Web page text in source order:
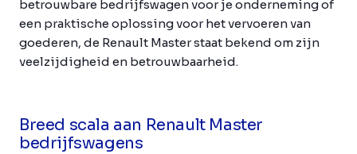
betrouwbare bedrijfswagen voor je onderneming of
een praktische oplossing voor het vervoeren van
goederen, de Renault Master staat bekend om zijn
veelzijdigheid en betrouwbaarheid.
Breed scala aan Renault Master
bedrijfswagens